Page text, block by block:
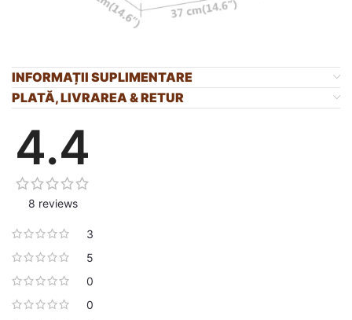
INFORMAȚII SUPLIMENTARE
PLATĂ, LIVRAREA & RETUR
4.4
8 reviews
3
5
0
0